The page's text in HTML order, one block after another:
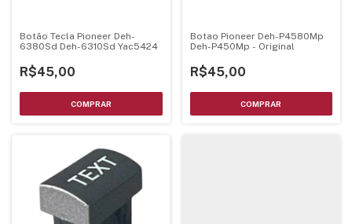
Botão Tecla Pioneer Deh-
6380Sd Deh-6310Sd Yac5424
R$45,00
Botao Pioneer Deh-P4580Mp
Deh-P450Mp - Original
R$45,00